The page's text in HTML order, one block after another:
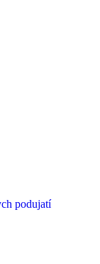
podujatí